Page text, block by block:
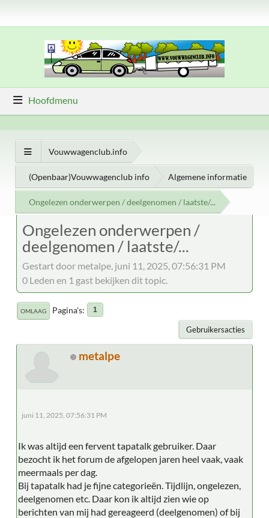
Hoofdmenu
Vouwwagenclub.info
(Openbaar)Vouwwagenclub info Algemene informatie
Ongelezen onderwerpen / deelgenomen / laatste/...
Ongelezen onderwerpen /
deelgenomen / laatste/...
Gestart door metalpe, juni 11, 2025, 07:56:31 PM
0 Leden en 1 gast bekijken dit topic.
OMLAAG Pagina's 1
Gebruikersacties
metalpe
juni 11, 2025, 07:56:31 PM
Ik was altijd een fervent tapatalk gebruiker. Daar
bezocht ik het forum de afgelopen jaren heel vaak, vaak
meermaals per dag.
Bij tapatalk had je fijne categorieën. Tijdlijn, ongelezen,
deelgenomen etc. Daar kon ik altijd zien wie op
berichten van mij had gereageerd (deelgenomen) of bij